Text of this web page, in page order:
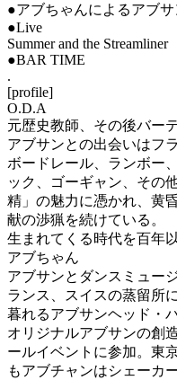
●アブちゃんによるアブ
●Live
Summer and the Streamliner
●BAR TIME
.
[profile]
O.D.A
元歴史教師、その後バー
アブサンとの出会いはフ
ボードレール、ランボー
ック、ゴーギャン、その
精」の魅力に憑かれ、黄
献の渉猟を続けている。
生まれてくる時代を百年
アブちゃん
アブサンとダンスミュー
ランス、スイスの蒸留所
暮れるアブサンヘッド・
オリジナルアブサンの創
ールイベントに参加。東
もアブチャンはシェーカ